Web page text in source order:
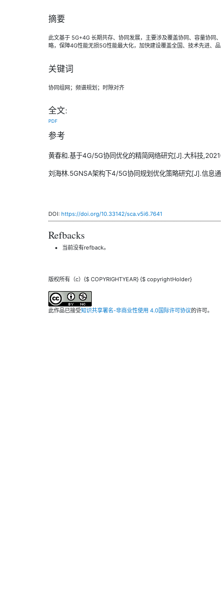
摘要
此文基于 5G+4G 长期共存、协同发展，主要涉及覆盖协同、容量协同
略，保障4G性能无损5G性能最大化，加快建设覆盖全国、技术先进、
关键词
协同组网；频谱规划；时隙对齐
全文:
PDF
参考
黄春和.基于4G/5G协同优化的精简网络研究[J].大科技
刘海林.5GNSA架构下4/5G协同规划优化策略研究[J].信息
DOI: https://doi.org/10.33142/sca.v5i6.7641
Refbacks
当前没有refback。
版权所有（c）{$ COPYRIGHTYEAR} {$ copyrightHolder}
此作品已接受知识共享署名-非商业性使用 4.0国际许可协议的许可。